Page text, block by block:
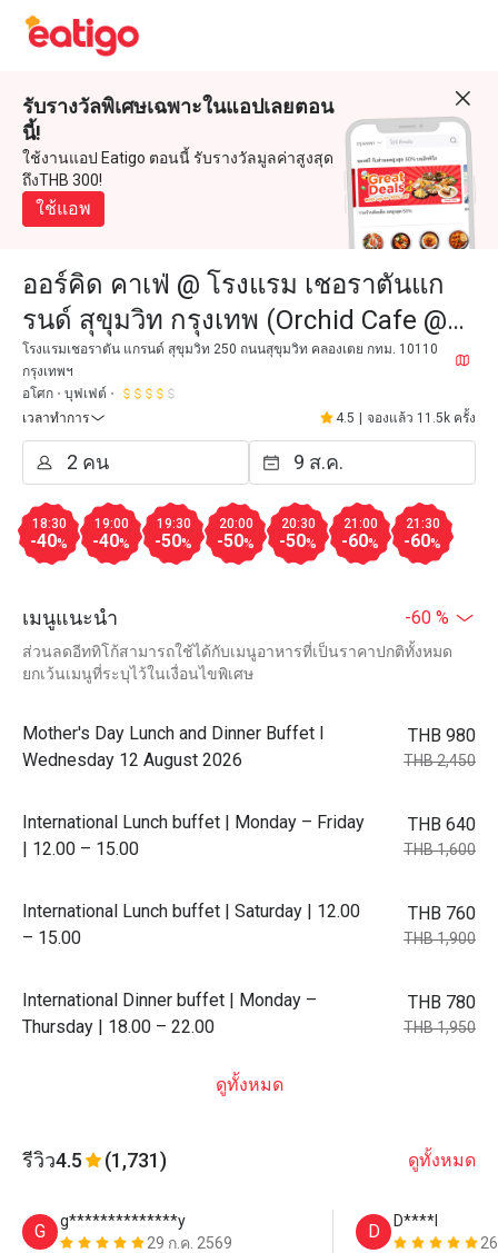
รับรางวัลพิเศษเฉพาะในแอปเลยตอน
นี้!
ใช้งานแอป Eatigo ตอนนี้ รับรางวัลมูลค่าสูงสุด
ถึงTHB 300!
ใช้แอพ
ออร์คิด คาเฟ่ @ โรงแรม เชอราตันแก
รนด์ สุขุมวิท กรุงเทพ (Orchid Cafe @
Sheraton Grande Sukhumvit Hotel)
โรงแรมเชอราตัน แกรนด์ สุขุมวิท 250 ถนนสุขุมวิท คลองเตย กทม. 10110
กรุงเทพฯ
อโศก
บุฟเฟต์
เวลาทำการ
4.5 จองแล้ว 11.5k ครั้ง
18:30
-40%
19:00
-40%
19:30
-50%
20:00
-50%
20:30
-50%
21:00
-60%
21:30
-60%
เมนูแนะนำ -60 %
ส่วนลดอีททิโก้สามารถใช้ได้กับเมนูอาหารที่เป็นราคาปกติทั้งหมด
ยกเว้นเมนูที่ระบุไว้ในเงื่อนไขพิเศษ
Mother's Day Lunch and Dinner Buffet l
Wednesday 12 August 2026
THB 980
THB 2,450
International Lunch buffet | Monday – Friday
| 12.00 – 15.00
THB 640
THB 1,600
International Lunch buffet | Saturday | 12.00
– 15.00
THB 760
THB 1,900
International Dinner buffet | Monday –
Thursday | 18.00 – 22.00
THB 780
THB 1,950
ดูทั้งหมด
รีวิว4.5 (1,731) ดูทั้งหมด
G
g**************y
29 ก.ค. 2569
D
D****l